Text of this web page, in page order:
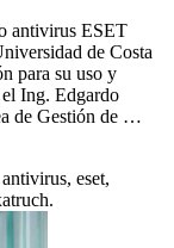
antivirus ESET
de Costa
para su uso y
Ing. Edgardo
de Gestión de …
eset,